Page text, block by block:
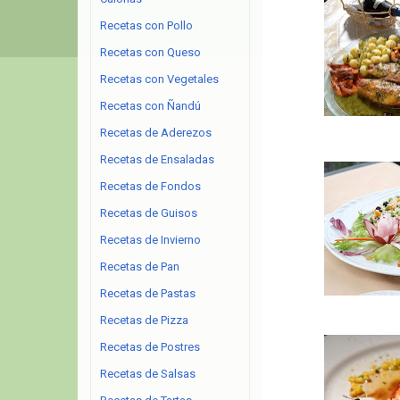
Recetas con Pollo
Recetas con Queso
Recetas con Vegetales
Recetas con Ñandú
Recetas de Aderezos
Recetas de Ensaladas
Recetas de Fondos
Recetas de Guisos
Recetas de Invierno
Recetas de Pan
Recetas de Pastas
Recetas de Pizza
Recetas de Postres
Recetas de Salsas